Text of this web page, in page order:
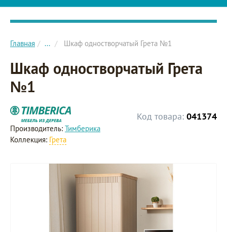
Главное меню сайта
Главная ... Шкаф одностворчатый Грета №1
Шкаф одностворчатый Грета
№1
Код товара: 041374
Производитель: Тимберика
Коллекция: Грета